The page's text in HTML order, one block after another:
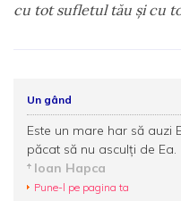
cu tot sufletul tău şi cu
Un gând
Este un mare har să auzi
păcat să nu asculți de Ea.
Ioan Hapca
Pune-l pe pagina ta